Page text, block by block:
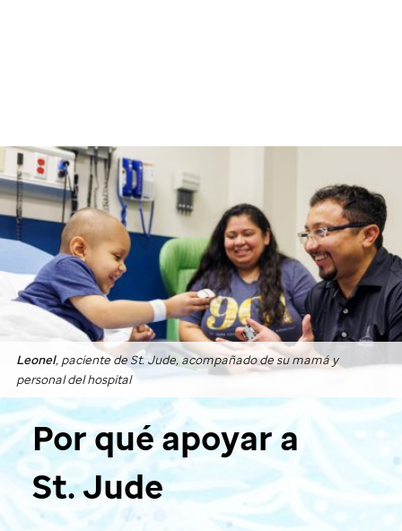
Leonel, paciente deSt. Jude, acompañado de su mamá y
personal del hospital
Por qué apoyar a
St. Jude